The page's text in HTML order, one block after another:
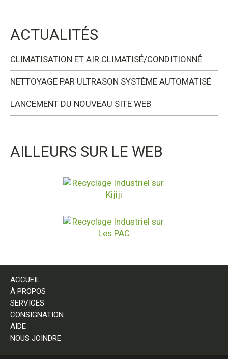
ACTUALITÉS
CLIMATISATION ET AIR CLIMATISÉ/CONDITIONNÉ
NETTOYAGE PAR ULTRASON SYSTÈME AUTOMATISÉ
LANCEMENT DU NOUVEAU SITE WEB
AILLEURS SUR LE WEB
ACCUEIL
À PROPOS
SERVICES
CONSIGNATION
AIDE
NOUS JOINDRE